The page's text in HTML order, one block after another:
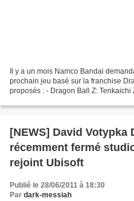
Il y a un mois Namco Bandai
prochain jeu basé sur la franchise
proposés : - Dragon Ball Z:
[NEWS] David Votypka
récemment fermé
rejoint Ubisoft
Publié le 28/06/2011 à 18:30
Par dark-messiah